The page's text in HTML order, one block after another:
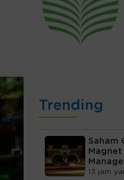
Trending
Saham
Magnet
13 jam